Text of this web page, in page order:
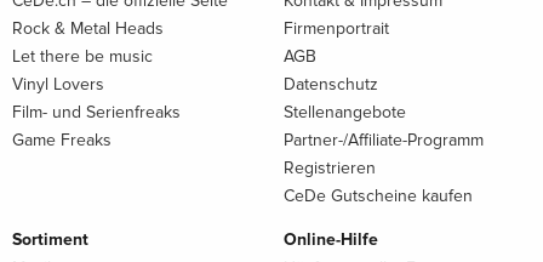
Rock & Metal Heads
Let there be music
Vinyl Lovers
Film- und Serienfreaks
Game Freaks
Firmenportrait
AGB
Datenschutz
Stellenangebote
Partner-/Affiliate-Programm
Registrieren
CeDe Gutscheine kaufen
Sortiment
Online-Hilfe